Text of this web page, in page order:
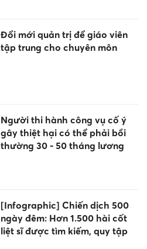
Đổi mới quản trị để giáo viên
tập trung cho chuyên môn
Người thi hành công vụ cố ý
gây thiệt hại có thể phải bồi
thường 30 - 50 tháng lương
[Infographic] Chiến dịch 500
ngày đêm: Hơn 1.500 hài cốt
liệt sĩ được tìm kiếm, quy tập